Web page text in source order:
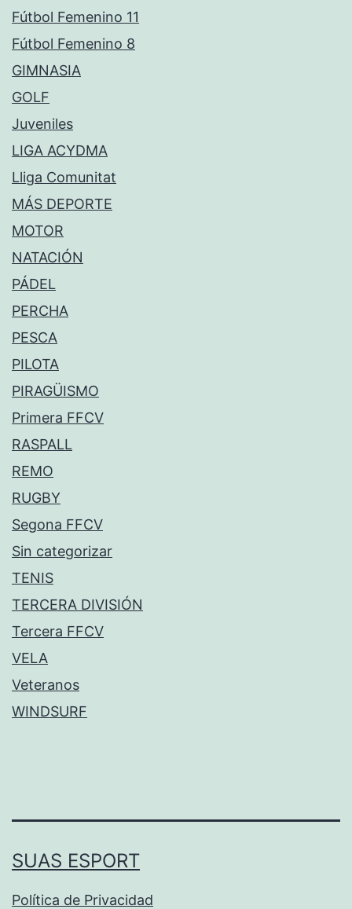
Fútbol Femenino 11
Fútbol Femenino 8
GIMNASIA
GOLF
Juveniles
LIGA ACYDMA
Lliga Comunitat
MÁS DEPORTE
MOTOR
NATACIÓN
PÁDEL
PERCHA
PESCA
PILOTA
PIRAGÜISMO
Primera FFCV
RASPALL
REMO
RUGBY
Segona FFCV
Sin categorizar
TENIS
TERCERA DIVISIÓN
Tercera FFCV
VELA
Veteranos
WINDSURF
SUAS ESPORT
Política de Privacidad